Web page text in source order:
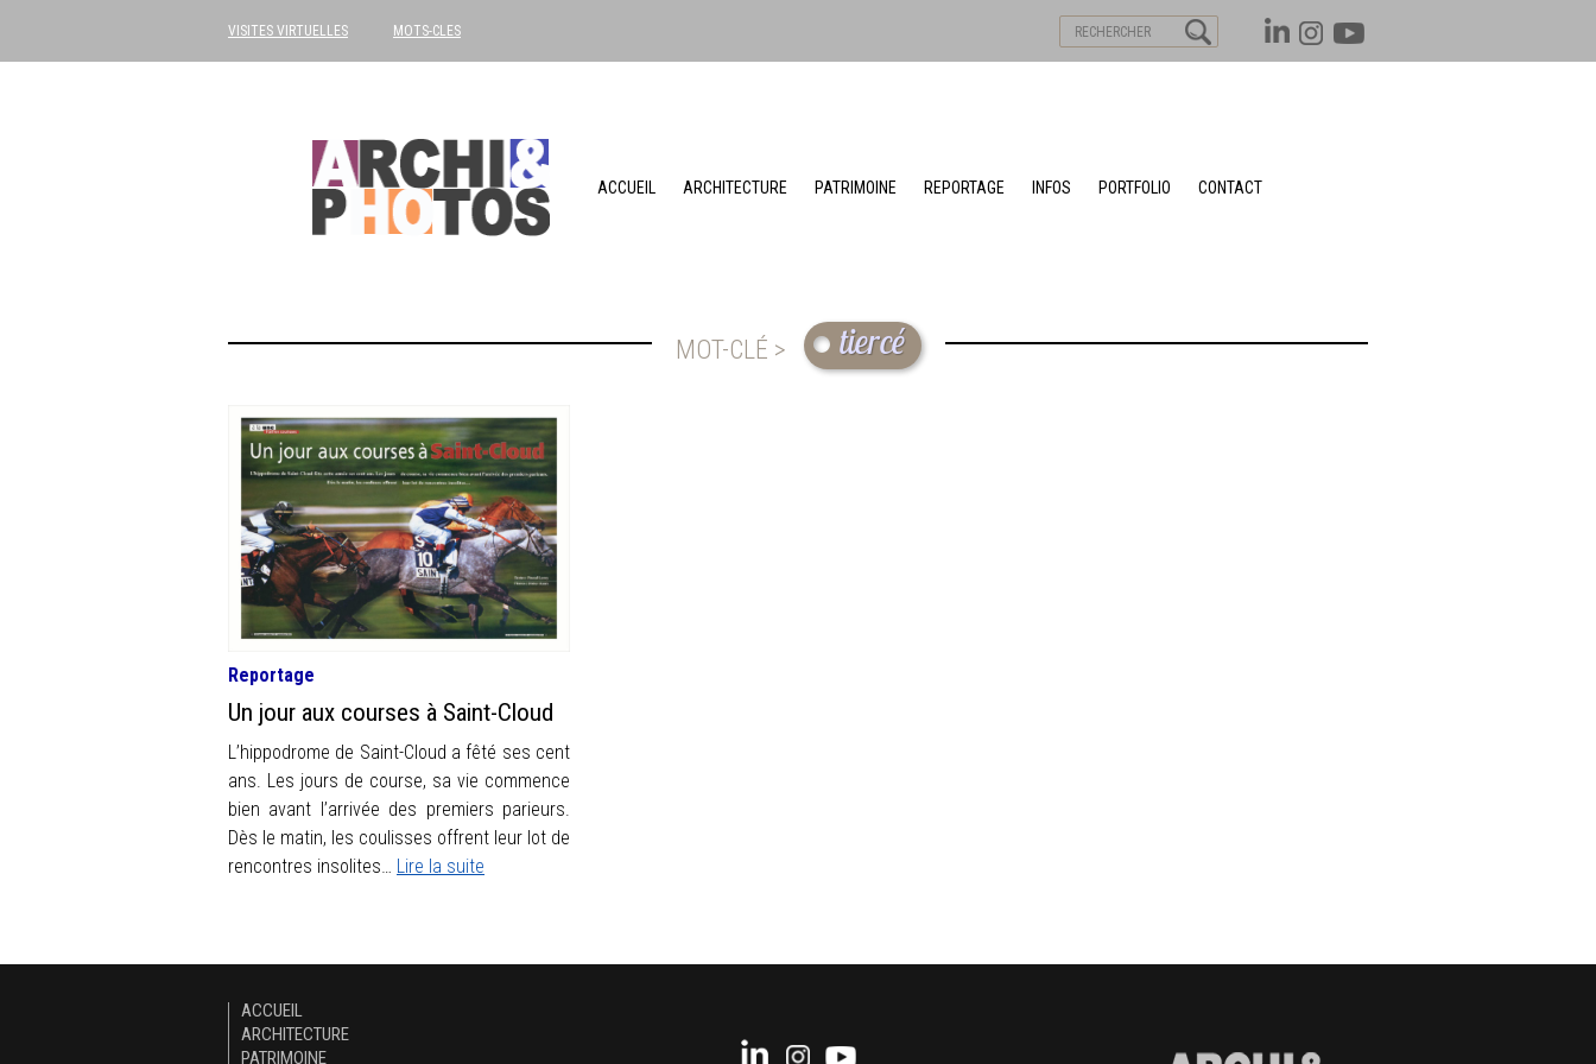
VISITES VIRTUELLES MOTS-CLES
ACCUEIL ARCHITECTURE PATRIMOINE REPORTAGE INFOS PORTFOLIO CONTACT
MOT-CLÉ > tiercé
Reportage
Un jour aux courses à Saint-Cloud
L’hippodrome de Saint-Cloud a fêté ses cent
ans. Les jours de course, sa vie commence
bien avant l’arrivée des premiers parieurs.
Dès le matin, les coulisses offrent leur lot de
rencontres insolites… Lire la suite
ACCUEIL
ARCHITECTURE
PATRIMOINE